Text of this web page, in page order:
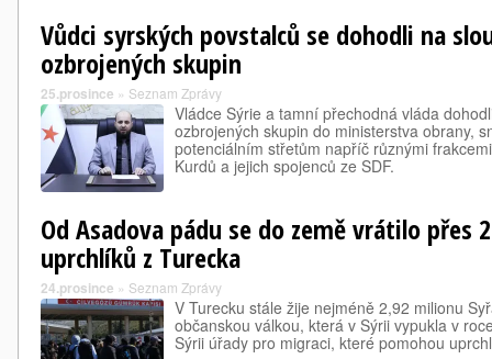
Vůdci syrských povstalců se dohodli na
ozbrojených skupin
25.prosince » Seznam Zprávy
Vládce Sýrie a tamní přechodná vláda
ozbrojených skupin do ministerstva obrany,
potenciálním střetům napříč různými
Kurdů a jejich spojenců ze SDF.
Od Asadova pádu se do země vrátilo přes
uprchlíků z Turecka
24.prosince » Seznam Zprávy
V Turecku stále žije nejméně 2,92 milionu
občanskou válkou, která v Sýrii vypukla v
Sýrii úřady pro migraci, které pomohou